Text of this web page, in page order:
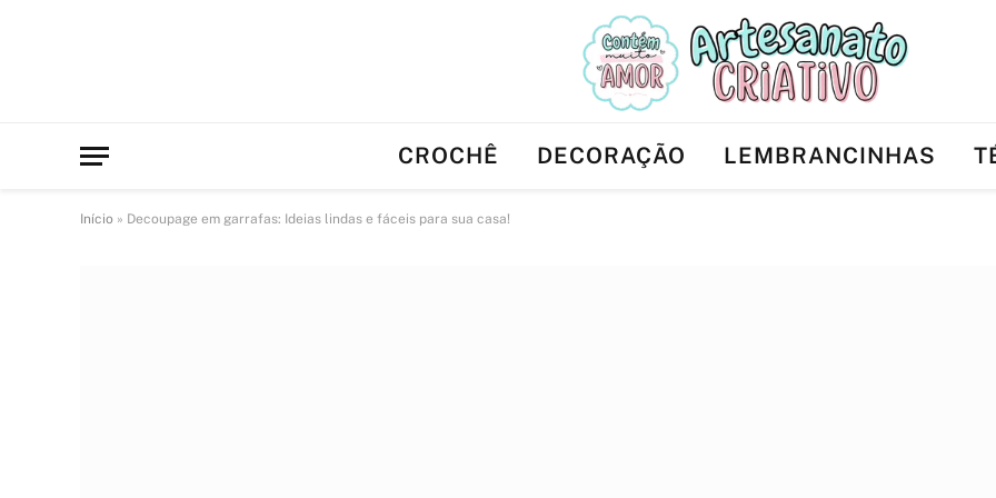
CROCHÊ DECORAÇÃO LEMBRANCINHAS
Início » Decoupage em garrafas: Ideias lindas e fáceis para sua casa!